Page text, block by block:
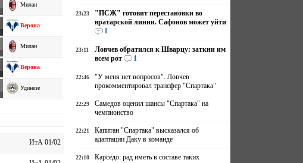
Милан
Верона
Милан
Верона
Удинезе
ИтА 01/02
23:23
"ПСЖ" готовит перестановки во
вратарской линии. Сафонов может уйти
1
23:11
Ловчев обратился к Шварцу: заткни им
всем рот
1
22:46
"У меня нет вопросов". Ловчев
прокомментировал трансфер "Спартака"
22:29
Самедов оценил шансы "Спартака" на
чемпионство
22:21
Капитан "Спартака" высказался об
адаптации Даку в команде
22:10
Карседо: рад иметь в составе таких